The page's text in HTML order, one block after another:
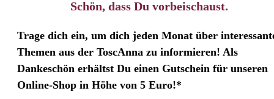
Schön, dass Du vorbeischaust.
Trage dich ein, um dich jeden Monat über
Themen aus der ToscAnna zu informieren! Als
Dankeschön erhältst Du einen Gutschein für unseren
Online-Shop in Höhe von 5 Euro!*